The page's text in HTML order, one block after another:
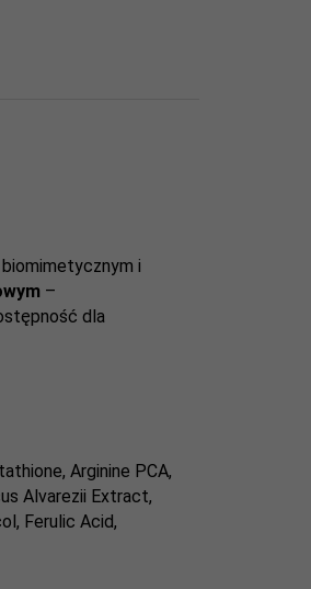
i
–
dla
Arginine PCA,
Alvarezii Extract,
Ferulic Acid,